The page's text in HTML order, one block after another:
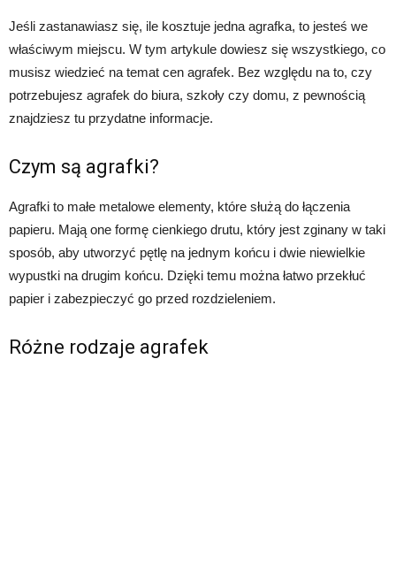
Jeśli zastanawiasz się, ile kosztuje jedna agrafka, to jesteś we
właściwym miejscu. W tym artykule dowiesz się wszystkiego, co
musisz wiedzieć na temat cen agrafek. Bez względu na to, czy
potrzebujesz agrafek do biura, szkoły czy domu, z pewnością
znajdziesz tu przydatne informacje.
Czym są agrafki?
Agrafki to małe metalowe elementy, które służą do łączenia
papieru. Mają one formę cienkiego drutu, który jest zginany w taki
sposób, aby utworzyć pętlę na jednym końcu i dwie niewielkie
wypustki na drugim końcu. Dzięki temu można łatwo przekłuć
papier i zabezpieczyć go przed rozdzieleniem.
Różne rodzaje agrafek